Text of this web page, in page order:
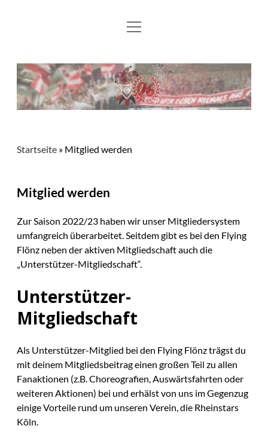
Aktuelles
Mitglied werden
Kontakt und Links
Menü
Startseite » Mitglied werden
Mitglied werden
Zur Saison 2022/23 haben wir unser Mitgliedersystem
umfangreich überarbeitet. Seitdem gibt es bei den Flying
Flönz neben der aktiven Mitgliedschaft auch die
„Unterstützer-Mitgliedschaft“.
Unterstützer-
Mitgliedschaft
Als Unterstützer-Mitglied bei den Flying Flönz trägst du
mit deinem Mitgliedsbeitrag einen großen Teil zu allen
Fanaktionen (z.B. Choreografien, Auswärtsfahrten oder
weiteren Aktionen) bei und erhälst von uns im Gegenzug
einige Vorteile rund um unseren Verein, die Rheinstars
Köln.